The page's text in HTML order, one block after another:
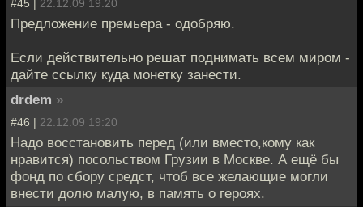
#45 | 22.12.09 19:20
Предложение премьера - одобряю.
Если действительно решат поднимать всем миром -
дайте ссылку куда монетку занести.
drdem »
#46 | 22.12.09 19:20
Надо восстановить перед (или вместо,кому как
нравится) посольством Грузии в Москве. А ещё бы
фонд по сбору средст, чтоб все желающие могли
внести долю малую, в память о героях.